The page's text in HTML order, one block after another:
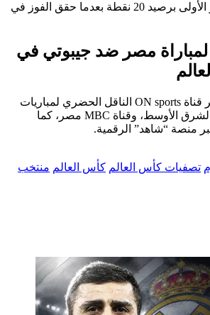
يتصدر الفراعنة المركز الأولى برصيد 20 نقطة بعدما حقق الفوز في
لمباراة مصر ضد جيبوتي في
تُذاع أحداث المباراة عبر قناة ON sports الناقل الحضري لمباريات
المنتخب المصري في الشرق الأوسط، وقناة MBC مصر، كما
منصة “شاهد” الرقمية.
تصفيات كأس العالم كأس العالم منتخب